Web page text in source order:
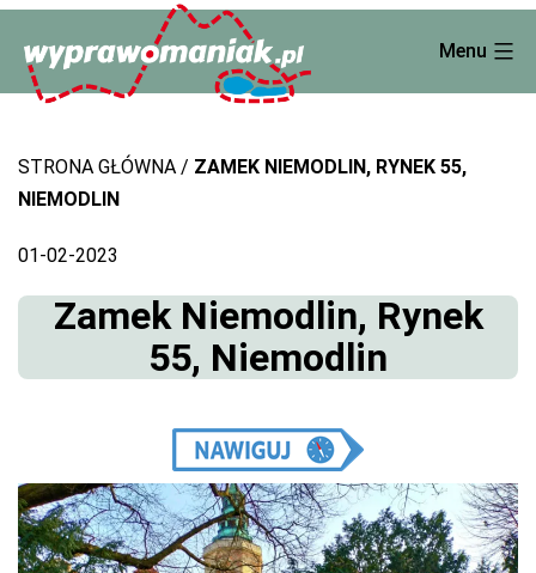
content
Menu
STRONA GŁÓWNA
ZAMEK NIEMODLIN, RYNEK 55,
NIEMODLIN
01-02-2023
Zamek Niemodlin, Rynek
55, Niemodlin